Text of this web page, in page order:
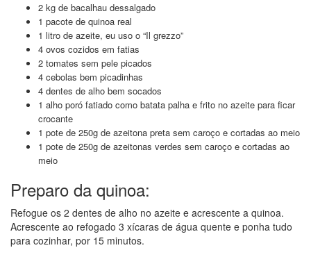
2 kg de bacalhau dessalgado
1 pacote de quinoa real
1 litro de azeite, eu uso o “Il grezzo”
4 ovos cozidos em fatias
2 tomates sem pele picados
4 cebolas bem picadinhas
4 dentes de alho bem socados
1 alho poró fatiado como batata palha e frito no azeite para ficar
crocante
1 pote de 250g de azeitona preta sem caroço e cortadas ao meio
1 pote de 250g de azeitonas verdes sem caroço e cortadas ao
meio
Preparo da quinoa:
Refogue os 2 dentes de alho no azeite e acrescente a quinoa.
Acrescente ao refogado 3 xícaras de água quente e ponha tudo
para cozinhar, por 15 minutos.